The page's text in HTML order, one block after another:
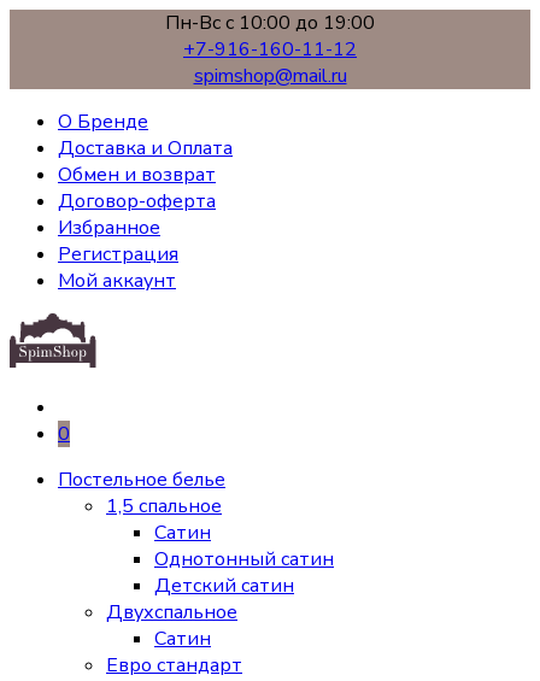
Пн-Вс с 10:00 до 19:00
+7-916-160-11-12
spimshop@mail.ru
О Бренде
Доставка и Оплата
Обмен и возврат
Договор-оферта
Избранное
Регистрация
Мой аккаунт
0
Постельное белье
1,5 спальное
Сатин
Однотонный сатин
Детский сатин
Двухспальное
Сатин
Евро стандарт